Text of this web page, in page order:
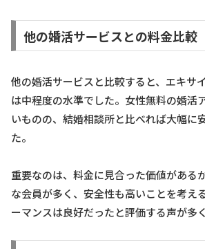
他の婚活サービスとの料金比較
他の婚活サービスと比較すると、エキサ
は中程度の水準でした。女性無料の婚活
いものの、結婚相談所と比べれば大幅に
た。
重要なのは、料金に見合った価値がある
な会員が多く、安全性も高いことを考え
ーマンスは良好だったと評価する声が多